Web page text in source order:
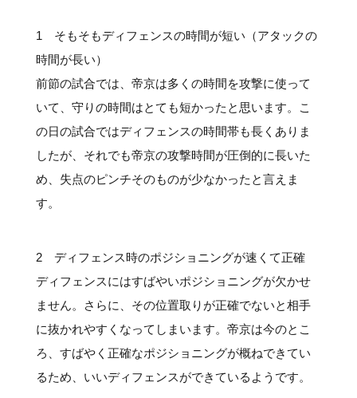
1 そもそもディフェンスの時間が短い（アタックの
時間が長い）
前節の試合では、帝京は多くの時間を攻撃に使って
いて、守りの時間はとても短かったと思います。こ
の日の試合ではディフェンスの時間帯も長くありま
したが、それでも帝京の攻撃時間が圧倒的に長いた
め、失点のピンチそのものが少なかったと言えま
す。
2 ディフェンス時のポジショニングが速くて正確
ディフェンスにはすばやいポジショニングが欠かせ
ません。さらに、その位置取りが正確でないと相手
に抜かれやすくなってしまいます。帝京は今のとこ
ろ、すばやく正確なポジショニングが概ねできてい
るため、いいディフェンスができているようです。